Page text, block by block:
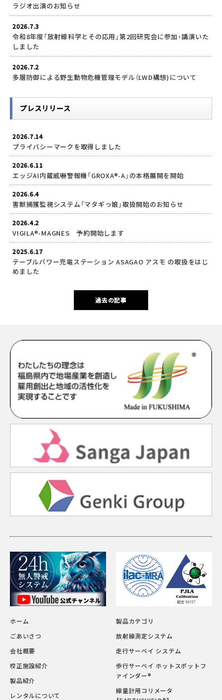
ラジオ出演のお知らせ
2026.7.3
令和8年度「放射線科学とその応用」第2回研究会に参加・講演いた
しました
2026.7.2
多層防御による野生動物危機管理モデル（LWD構想)について
プレスリリース
2026.7.14
プライバシーマークを取得しました
2026.6.11
エッジAI内蔵威嚇警報機「GROXA®-A」の本格展開を開始
2026.6.4
害獣捕獲監視システム「マタギっ娘」取扱開始のお知らせ
2026.4.2
VIGILA®-MAGNES 予約開始します
2025.6.17
テーブルパワー充電ステーション ASAGAO アスモ の取扱をはじ
めました
過去の記事
ホーム
ごあいさつ
会社概要
校正施設紹介
製品紹介
レンタルについて
製品カテゴリ
放射線測定システム
走行サーベイ システム
歩行サーベイ ホットスポットフ
ァインダー®
線量計用コリメータ